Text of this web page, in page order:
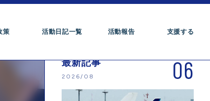
策 活動日記一覧 活動報告 支援する
最新記事
2026/08 06